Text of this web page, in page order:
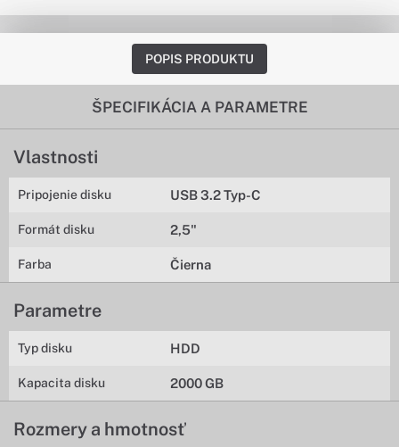
POPIS PRODUKTU
ŠPECIFIKÁCIA A PARAMETRE
Vlastnosti
Pripojenie disku USB 3.2 Typ-C
Formát disku 2,5"
Farba Čierna
Parametre
Typ disku HDD
Kapacita disku 2000 GB
Rozmery a hmotnosť